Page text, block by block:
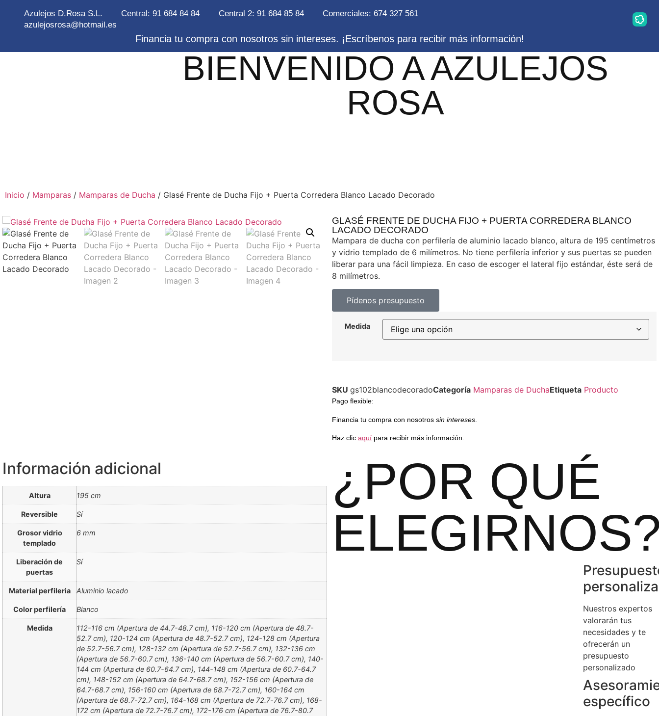
Azulejos D.Rosa S.L. Central: 91 684 84 84 Central 2: 91 684 85 84
Comerciales: 674 327 561
azulejosrosa@hotmail.es
Financia tu compra con nosotros sin intereses. ¡Escríbenos para recibir más información!
BIENVENIDO A AZULEJOS
ROSA
Inicio / Mamparas / Mamparas de Ducha / Glasé Frente de Ducha Fijo + Puerta Corredera Blanco Lacado Decorado
GLASÉ FRENTE DE DUCHA FIJO + PUERTA CORREDERA BLANCO
LACADO DECORADO
Mampara de ducha con perfilería de aluminio lacado blanco, altura de 195 centímetros
y vidrio templado de 6 milímetros. No tiene perfilería inferior y sus puertas se pueden
liberar para una fácil limpieza. En caso de escoger el lateral fijo estándar, éste será de
8 milímetros.
Pídenos presupuesto
Medida
SKU gs102blancodecoradoCategoría Mamparas de DuchaEtiqueta Producto
Pago flexible:
Financia tu compra con nosotros sin intereses
Haz clic aquí para recibir más información.
Información adicional
Altura 195 cm
Reversible Sí
Grosor vidrio
templado
6 mm
Liberación de
puertas
Sí
Material perfileria Aluminio lacado
Color perfilería Blanco
Medida
112-116 cm (Apertura de 44.7-48.7 cm), 116-120 cm (Apertura de 48.7-
52.7 cm), 120-124 cm (Apertura de 48.7-52.7 cm), 124-128 cm (Apertura
de 52.7-56.7 cm), 128-132 cm (Apertura de 52.7-56.7 cm), 132-136 cm
(Apertura de 56.7-60.7 cm), 136-140 cm (Apertura de 56.7-60.7 cm), 140-
144 cm (Apertura de 60.7-64.7 cm), 144-148 cm (Apertura de 60.7-64.7
cm), 148-152 cm (Apertura de 64.7-68.7 cm), 152-156 cm (Apertura de
64.7-68.7 cm), 156-160 cm (Apertura de 68.7-72.7 cm), 160-164 cm
(Apertura de 68.7-72.7 cm), 164-168 cm (Apertura de 72.7-76.7 cm), 168-
172 cm (Apertura de 72.7-76.7 cm), 172-176 cm (Apertura de 76.7-80.7
¿POR QUÉ
Nuestros expertos
valorarán tus
necesidades y te
ofrecerán un
presupuesto
personalizado
específico